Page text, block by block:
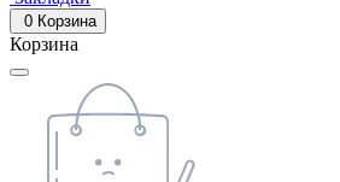
0 Корзина
Корзина